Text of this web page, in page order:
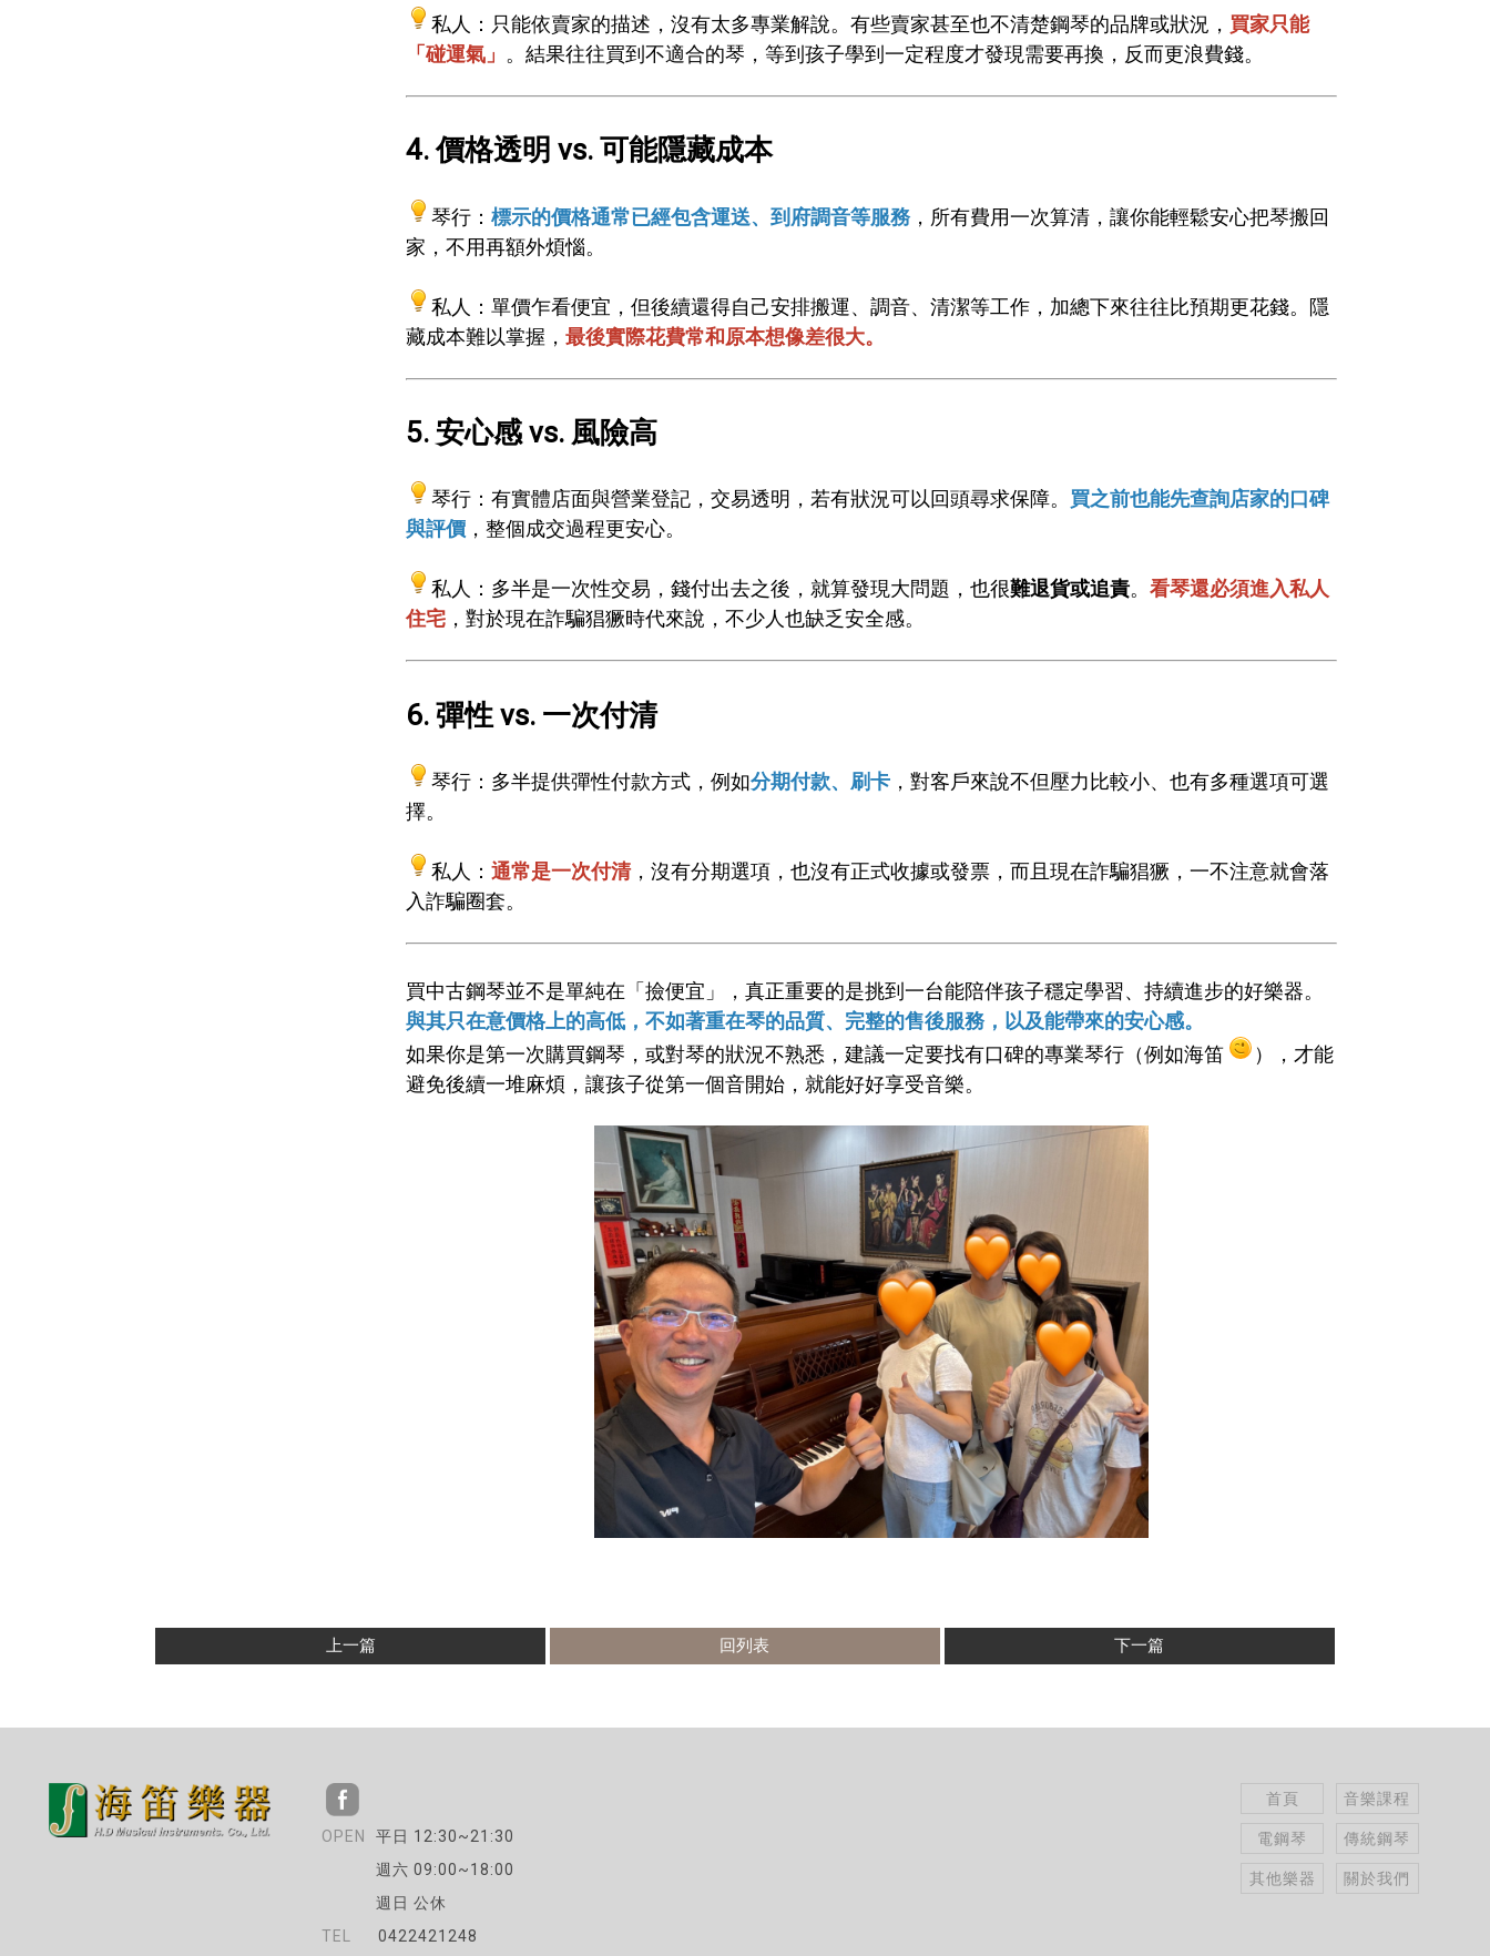
私人：只能依賣家的描述，沒有太多專業解說。有些賣家甚至也不清楚鋼琴的品牌或狀況， 買家只能
「碰運氣」 。結果往往買到不適合的琴，等到孩子學到一定程度才發現需要再換，反而更浪費錢。
4. 價格透明 vs. 可能隱藏成本
琴行：標示的價格通常已經包含運送、到府調音等服務 ，所有費用一次算清，讓你能輕鬆安心把琴搬回
家，不用再額外煩惱。
私人：單價乍看便宜，但後續還得自己安排搬運、調音、清潔等工作，加總下來往往比預期更花錢。隱
藏成本難以掌握，最後實際花費常和原本想像差很大。
5. 安心感 vs. 風險高
琴行：有實體店面與營業登記，交易透明，若有狀況可以回頭尋求保障。 買之前也能先查詢店家的口碑
與評價 ，整個成交過程更安心。
私人：多半是一次性交易，錢付出去之後，就算發現大問題，也很難退貨或追責。看琴還必須進入私人
住宅 ，對於現在詐騙猖獗時代來說，不少人也缺乏安全感。
6. 彈性 vs. 一次付清
琴行：多半提供彈性付款方式，例如分期付款、刷卡 ，對客戶來說不但壓力比較小、也有多種選項可選
擇。
私人：通常是一次付清，沒有分期選項，也沒有正式收據或發票，而且現在詐騙猖獗，一不注意就會落
入詐騙圈套。
買中古鋼琴並不是單純在「撿便宜」，真正重要的是挑到一台能陪伴孩子穩定學習、持續進步的好樂器。
與其只在意價格上的高低，不如著重在琴的品質、完整的售後服務，以及能帶來的安心感。
如果你是第一次購買鋼琴，或對琴的狀況不熟悉，建議一定要找有口碑的專業琴行（例如海笛
），才能
避免後續一堆麻煩，讓孩子從第一個音開始，就能好好享受音樂。
上一篇 回列表 下一篇
平日 12:30~21:30
週六 09:00~18:00
週日 公休
0422421248
首頁 音樂課程
電鋼琴 傳統鋼琴
其他樂器 關於我們